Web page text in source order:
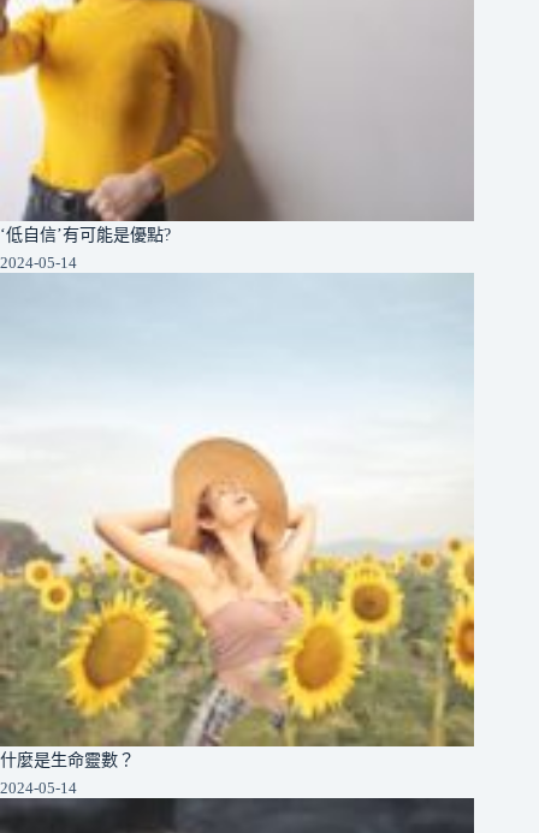
‘低自信’有可能是優點?
2024-05-14
什麼是生命靈數？
2024-05-14